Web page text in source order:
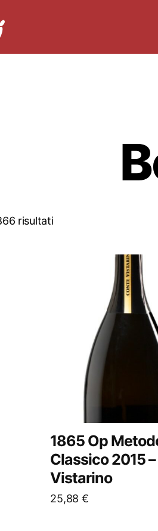
risultati
1865 Op
Classico 2015
Vistarino
25,88 €